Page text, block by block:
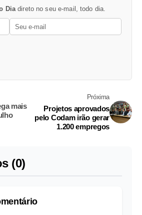
Dia direto no seu e-mail, todo dia.
mais
Próxima
Projetos aprovados
pelo Codam irão gerar
1.200 empregos
(0)